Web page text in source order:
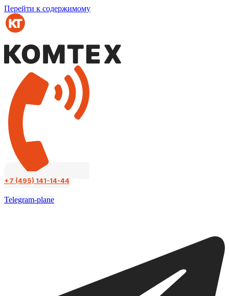
Перейти к содержимому
+7 (495) 141-14-44
Telegram-plane